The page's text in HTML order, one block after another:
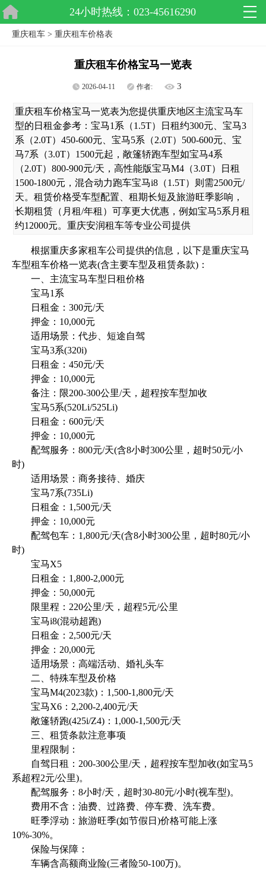
24小时热线：023-45616290
重庆租车 > 重庆租车价格表
重庆租车价格宝马一览表
2026-04-11 作者: 3
重庆租车价格宝马一览表为您提供重庆地区主流宝马车
型的日租金参考：宝马1系（1.5T）日租约300元、宝马3
系（2.0T）450-600元、宝马5系（2.0T）500-600元、宝
马7系（3.0T）1500元起，敞篷轿跑车型如宝马4系
（2.0T）800-900元/天，高性能版宝马M4（3.0T）日租
1500-1800元，混合动力跑车宝马i8（1.5T）则需2500元/
天。租赁价格受车型配置、租期长短及旅游旺季影响，
长期租赁（月租/年租）可享更大优惠，例如宝马5系月租
约12000元。重庆安润租车等专业公司提供
根据重庆多家租车公司提供的信息，以下是重庆宝马
车型租车价格一览表(含主要车型及租赁条款)：
一、主流宝马车型日租价格
宝马1系
日租金：300元/天
押金：10,000元
适用场景：代步、短途自驾
宝马3系(320i)
日租金：450元/天
押金：10,000元
备注：限200-300公里/天，超程按车型加收
宝马5系(520Li/525Li)
日租金：600元/天
押金：10,000元
配驾服务：800元/天(含8小时300公里，超时50元/小
时)
适用场景：商务接待、婚庆
宝马7系(735Li)
日租金：1,500元/天
押金：10,000元
配驾包车：1,800元/天(含8小时300公里，超时80元/小
时)
宝马X5
日租金：1,800-2,000元
押金：50,000元
限里程：220公里/天，超程5元/公里
宝马i8(混动超跑)
日租金：2,500元/天
押金：20,000元
适用场景：高端活动、婚礼头车
二、特殊车型及价格
宝马M4(2023款)：1,500-1,800元/天
宝马X6：2,200-2,400元/天
敞篷轿跑(425i/Z4)：1,000-1,500元/天
三、租赁条款注意事项
里程限制：
自驾日租：200-300公里/天，超程按车型加收(如宝马5
系超程2元/公里)。
配驾服务：8小时/天，超时30-80元/小时(视车型)。
费用不含：油费、过路费、停车费、洗车费。
旺季浮动：旅游旺季(如节假日)价格可能上涨
10%-30%。
保险与保障：
车辆含高额商业险(三者险50-100万)。